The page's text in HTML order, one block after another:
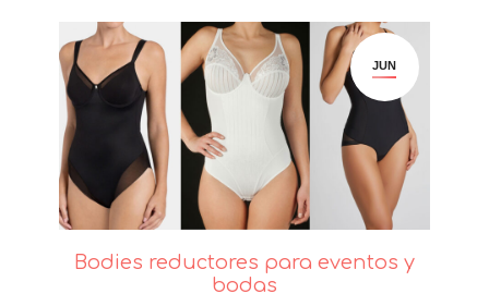
JUN
Bodies reductores para eventos y
bodas